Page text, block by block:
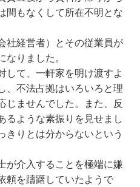
間もなくして所在不明とな
社経営者）とその従業員が
りました。
て、一軒家を明け渡すよ
、不法占拠はいろいろと理
じませんでした。また、反
るような素振りを見せまし
きりとは分からないという
介入することを極端に嫌
頼を躊躇していたようで